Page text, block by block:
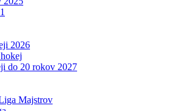
2026
do 20 rokov 2027
Majstrov